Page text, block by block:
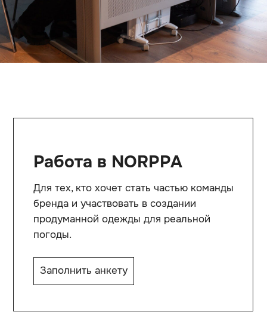
и профессионального сотрудничества
с брендом NORPPA.
Заполнить анкету
бренда и участвовать в создании
продуманной одежды для реальной
погоды.
Заполнить анкету